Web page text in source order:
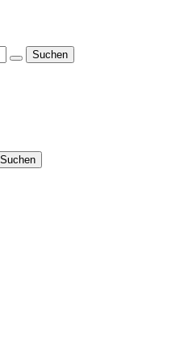
Suchen
Suchen